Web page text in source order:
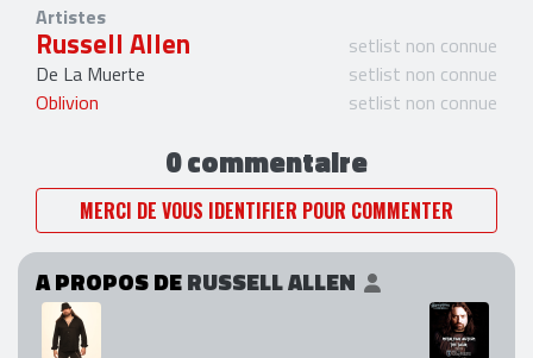
Artistes
Russell Allen
setlist non connue
De La Muerte
setlist non connue
Oblivion
setlist non connue
0 commentaire
MERCI DE VOUS IDENTIFIER POUR COMMENTER
A PROPOS DERUSSELL ALLEN